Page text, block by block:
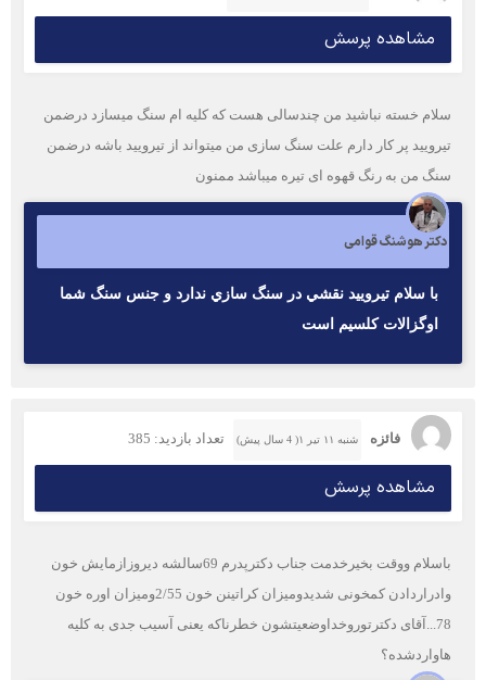
مشاهده پرسش
سلام خسته نباشید من چندسالی هست که کلیه ام سنگ میسازد درضمن
تیرویید پر کار دارم علت سنگ سازی من میتواند از تیرویید باشه درضمن
سنگ من به رنگ قهوه ای تیره میباشد ممنون
دکتر هوشنگ قوامی
با سلام تيروييد نقشي در سنگ سازي ندارد و جنس سنگ شما
اوگزالات كلسيم است
فائزه شنبه ۱۱ تیر ۱( 4 سال پیش) تعداد بازدید: 385
مشاهده پرسش
باسلام ووقت بخیرخدمت جناب دکترپدرم 69سالشه دیروزازمایش خون
وادراردادن کمخونی شدیدومیزان کراتینن خون 2/55ومیزان اوره خون
78...آقای دکترتوروخداوضعیتشون خطرناکه یعنی آسیب جدی به کلیه
هاواردشده؟